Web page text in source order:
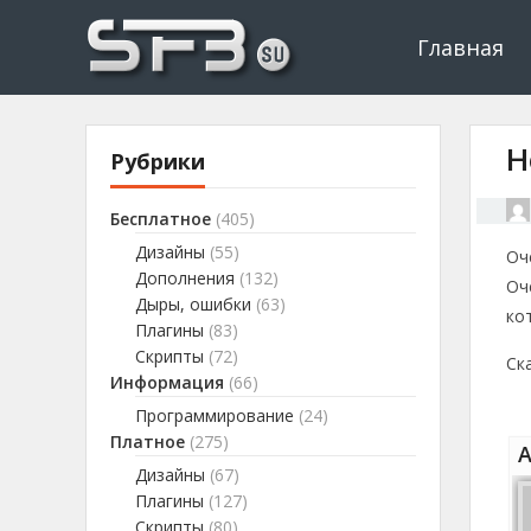
Буксы, Главная
Рубрики
Бесплатное (405)
Дизайны (55)
Дополнения (132)
Дыры, ошибки (63)
Плагины (83)
Скрипты (72)
Информация (66)
Программирование (24)
Платное (275)
Дизайны (67)
Плагины (127)